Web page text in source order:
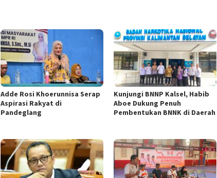
Adde Rosi Khoerunnisa Serap
Aspirasi Rakyat di
Pandeglang
Kunjungi BNNP Kalsel, Habib
Aboe Dukung Penuh
Pembentukan BNNK di Daerah